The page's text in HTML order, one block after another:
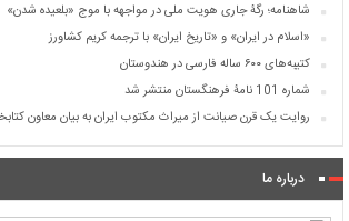
شاهنامه؛ رگۀ جاری هویت ملی در مواجهه با موج «بلعیده شدن»
«اسلام در ایران» و «تاریخ ایران» با ترجمه کریم کشاورز
کتیبه‌های ۶۰۰ ساله فارسی در هندوستان
شماره 101 نامۀ فرهنگستان منتشر شد
روایت یک قرن صیانت از میراث مکتوب ایران به بیان معاون
درباره ما